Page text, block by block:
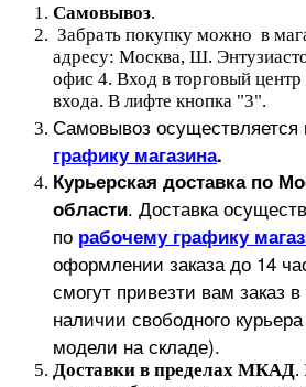
Самовывоз.
Забрать покупку можно в
адресу: Москва, Ш.
офис 4. Вход в торговый
входа. В лифте кнопка "3".
Самовывоз осуществляется
графику магазина.
Курьерская доставка по
области. Доставка
по рабочему графику
оформлении заказа до 14
смогут привезти вам заказ
наличии свободного
модели на складе).
Доставки в пределах МКАД.